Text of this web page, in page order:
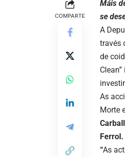
COMPARTE
Máis
se
A
través
de
As
Morte
Ferrol.
“As